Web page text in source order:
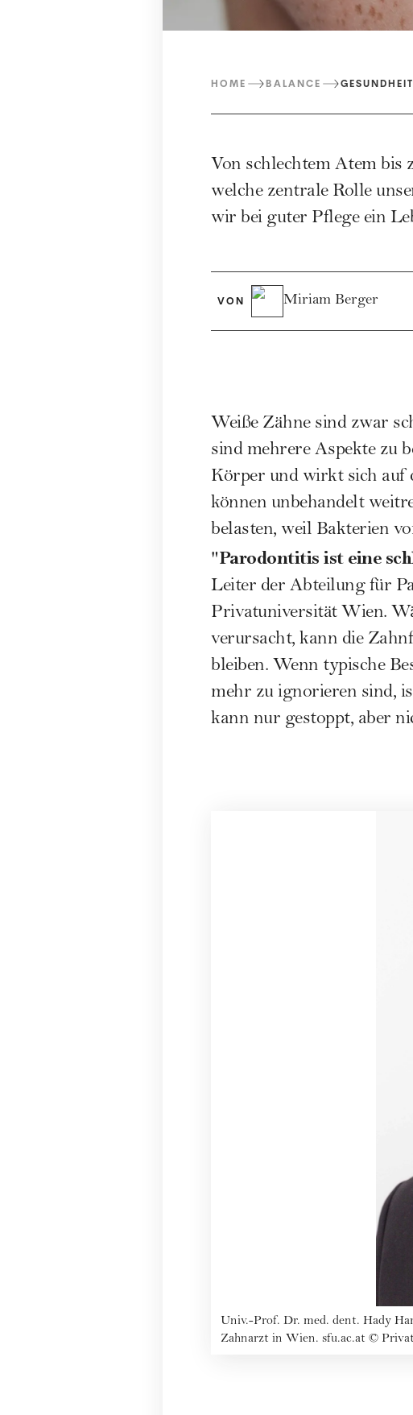
HOME BALANCE GESUNDHEIT
Von schlechtem Atem bis
welche zentrale Rolle
wir bei guter Pflege ein
VON Miriam Berger
Weiße Zähne sind zwar
sind mehrere Aspekte zu
Körper und wirkt sich auf
können unbehandelt
belasten, weil Bakterien
"Parodontitis ist eine
Leiter der Abteilung für
Privatuniversität Wien.
verursacht, kann die
bleiben. Wenn typische
mehr zu ignorieren sind,
kann nur gestoppt, aber
Univ.-Prof. Dr. med. dent. Hady
Zahnarzt in Wien. sfu.ac.at © Privat